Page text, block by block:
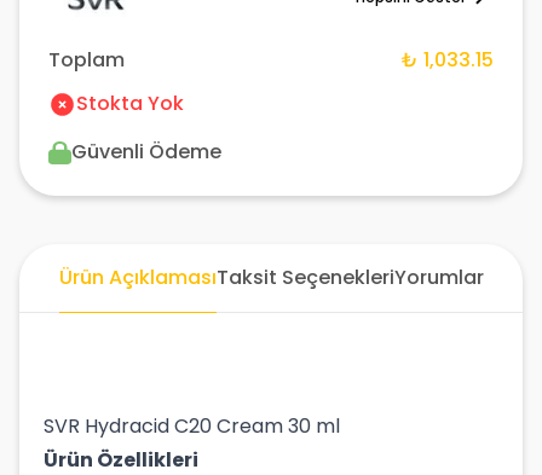
Toplam
₺ 1,033.15
Stokta Yok
Güvenli Ödeme
Ürün AçıklamasıTaksit SeçenekleriYorumlar
SVR Hydracid C20 Cream 30 ml
Ürün Özellikleri